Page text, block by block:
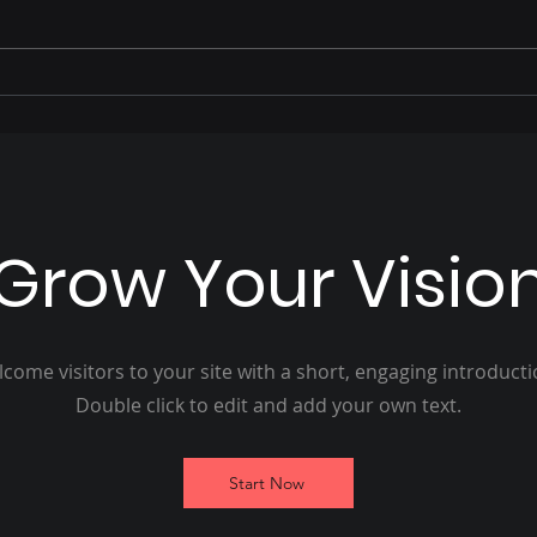
ano todo - Feliz dia dos
Your
visitors to your site with a short, engaging
Double click to edit and add your own text.
Start Now